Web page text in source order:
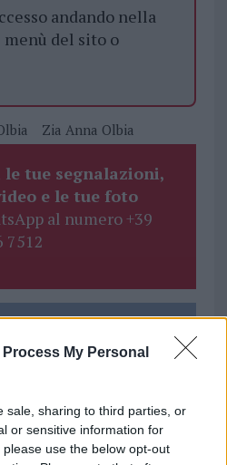
Process My Personal
sale, sharing to third parties, or
or sensitive information for
use the below opt-out
andando nella
del sito o
Zia Anna Olbia
tue segnalazioni,
e le tue foto
al numero +39
7512
canale telegram di